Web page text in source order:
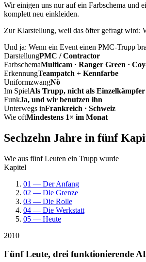
Wir einigen uns nur auf ein Farbschema und
komplett neu einkleiden.
Zur Klarstellung, weil das öfter gefragt wird:
Und ja: Wenn ein Event einen PMC-Trupp
DarstellungPMC / Contractor
FarbschemaMulticam · Ranger Green ·
ErkennungTeampatch + Kennfarbe
UniformzwangNö
Im SpielAls Trupp, nicht als Einzelkämpfer
FunkJa, und wir benutzen ihn
Unterwegs inFrankreich · Schweiz
Wie oftMindestens 1× im Monat
Sechzehn Jahre in fünf
Wie aus fünf Leuten ein Trupp wurde
Kapitel
01 — Der Anfang
02 — Die Grenze
03 — Die Rolle
04 — Die Werkstatt
05 — Heute
2010
Fünf Leute, drei funktionierende